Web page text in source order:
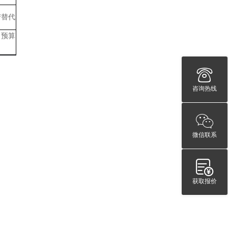
代
算
咨询热线
微信联系
获取报价